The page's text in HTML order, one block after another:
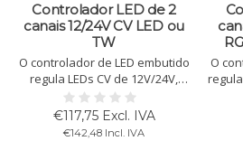
Controlador LED de 2
canais 12/24V CV LED ou
TW
O controlador de LED embutido
regula LEDs CV de 12V/24V,
oferece Tunable White, RGB(W)
e controle dinâmico de luz
diurna. 2 canais, cada um de 3A.
€117,75 Excl. IVA
€142,48 Incl. IVA
O
4